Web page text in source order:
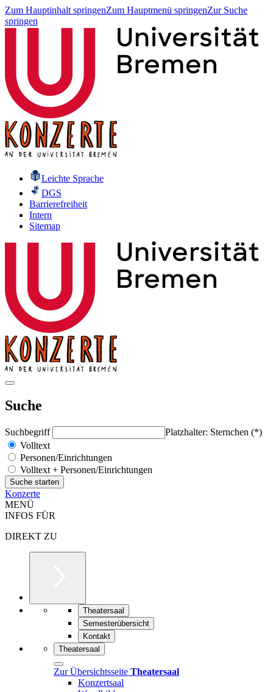
Zum Hauptinhalt springenZum Hauptmenü springenZur Suche
springen
Leichte Sprache
DGS
Barrierefreiheit
Intern
Sitemap
Suche
Suchbegriff
Platzhalter: Sternchen (*)
Volltext
Personen/Einrichtungen
Volltext + Personen/Einrichtungen
Konzerte
MENÜ
INFOS FÜR
DIREKT ZU
Theatersaal
Semesterübersicht
Kontakt
Theatersaal
Zur Übersichtsseite Theatersaal
Konzertsaal